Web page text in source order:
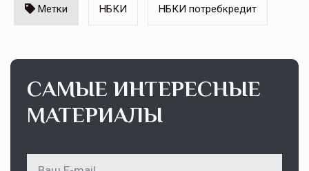
Метки НБКИ НБКИ потребкредит
САМЫЕ ИНТЕРЕСНЫЕ
МАТЕРИАЛЫ